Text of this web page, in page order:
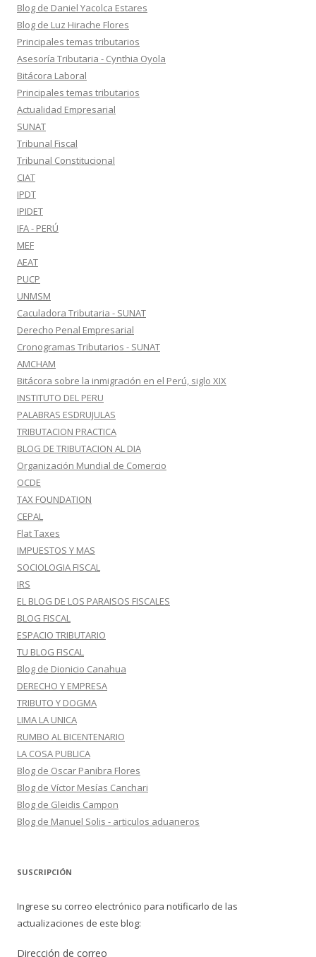
Blog de Daniel Yacolca Estares
Blog de Luz Hirache Flores
Principales temas tributarios
Asesoría Tributaria - Cynthia Oyola
Bitácora Laboral
Principales temas tributarios
Actualidad Empresarial
SUNAT
Tribunal Fiscal
Tribunal Constitucional
CIAT
IPDT
IPIDET
IFA - PERÚ
MEF
AEAT
PUCP
UNMSM
Caculadora Tributaria - SUNAT
Derecho Penal Empresarial
Cronogramas Tributarios - SUNAT
AMCHAM
Bitácora sobre la inmigración en el Perú, siglo XIX
INSTITUTO DEL PERU
PALABRAS ESDRUJULAS
TRIBUTACION PRACTICA
BLOG DE TRIBUTACION AL DIA
Organización Mundial de Comercio
OCDE
TAX FOUNDATION
CEPAL
Flat Taxes
IMPUESTOS Y MAS
SOCIOLOGIA FISCAL
IRS
EL BLOG DE LOS PARAISOS FISCALES
BLOG FISCAL
ESPACIO TRIBUTARIO
TU BLOG FISCAL
Blog de Dionicio Canahua
DERECHO Y EMPRESA
TRIBUTO Y DOGMA
LIMA LA UNICA
RUMBO AL BICENTENARIO
LA COSA PUBLICA
Blog de Oscar Panibra Flores
Blog de Víctor Mesías Canchari
Blog de Gleidis Campon
Blog de Manuel Solis - articulos aduaneros
SUSCRIPCIÓN
Ingrese su correo electrónico para notificarlo de las
actualizaciones de este blog:
Dirección de correo